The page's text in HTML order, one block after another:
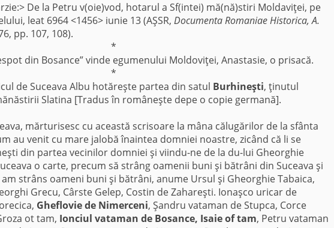
De la Petru v(oie)vod, hotarul a Sf(intei) mă(nă)stiri Moldaviţei, pe
leat 6964 <1456> iunie 13 (AŞSR, Documenta Romaniae Historica, A.
pp. 107, 108).
*
din Bosance” vinde egumenului Moldoviţei, Anastasie, o prisacă.
*
de Suceava Albu hotăreşte partea din satul Burhineşti, ţinutul
Slatina [Tradus în româneşte depe o copie germană].
mărturisesc cu această scrisoare la mâna călugărilor de la sfânta
au venit cu mare jalobă înaintea domniei noastre, zicând că li se
din partea vecinilor domniei şi viindu-ne de la du-lui Gheorghie
o carte, precum să strâng oamenii buni şi bătrâni din Suceava şi
strâns oameni buni şi bătrâni, anume Ursul şi Gheorghie Tabaica,
Grecu, Cârste Gelep, Costin de Zahareşti. Ionaşco uricar de
Gheflovie de Nimerceni, Şandru vataman de Stupca, Corce
ot tam, Ionciul vataman de Bosance, Isaie of tam, Petru vataman